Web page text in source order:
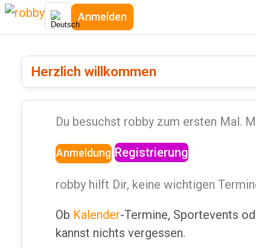
Anmelden
Herzlich willkommen
Du besuchst robby zum ersten Mal.
Anmeldung Registrierung
robby hilft Dir, keine wichtigen
Ob Kalender-Termine, Sportevents
kannst nichts vergessen.